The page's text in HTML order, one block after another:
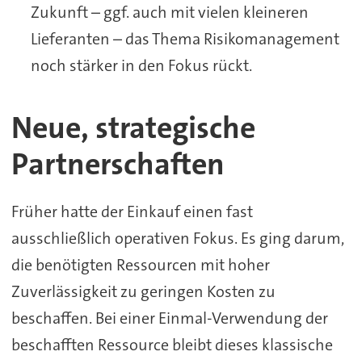
Zukunft – ggf. auch mit vielen kleineren
Lieferanten – das Thema Risikomanagement
noch stärker in den Fokus rückt.
Neue, strategische
Partnerschaften
Früher hatte der Einkauf einen fast
ausschließlich operativen Fokus. Es ging darum,
die benötigten Ressourcen mit hoher
Zuverlässigkeit zu geringen Kosten zu
beschaffen. Bei einer Einmal-Verwendung der
beschafften Ressource bleibt dieses klassische